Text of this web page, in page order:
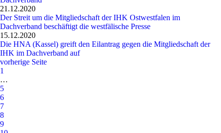
21.12.2020
Der Streit um die Mitgliedschaft der IHK Ostwestfalen im
Dachverband beschäftigt die westfälische Presse
15.12.2020
Die HNA (Kassel) greift den Eilantrag gegen die Mitgliedschaft der
IHK im Dachverband auf
vorherige Seite
1
…
5
6
7
8
9